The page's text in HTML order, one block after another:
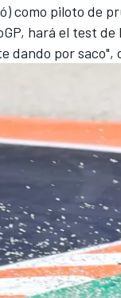
como piloto de
hará el test
por saco",